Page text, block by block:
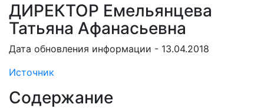
ДИРЕКТОР Емельянцева
Татьяна Афанасьевна
Дата обновления информации - 13.04.2018
Источник
Содержание